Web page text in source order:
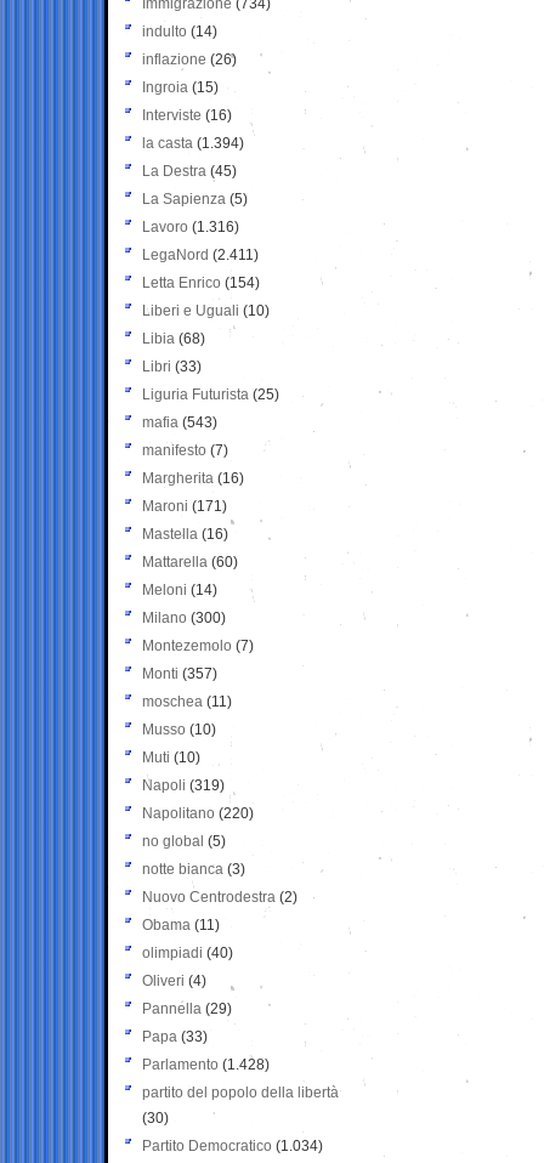
Immigrazione (734)
indulto (14)
inflazione (26)
Ingroia (15)
Interviste (16)
la casta (1.394)
La Destra (45)
La Sapienza (5)
Lavoro (1.316)
LegaNord (2.411)
Letta Enrico (154)
Liberi e Uguali (10)
Libia (68)
Libri (33)
Liguria Futurista (25)
mafia (543)
manifesto (7)
Margherita (16)
Maroni (171)
Mastella (16)
Mattarella (60)
Meloni (14)
Milano (300)
Montezemolo (7)
Monti (357)
moschea (11)
Musso (10)
Muti (10)
Napoli (319)
Napolitano (220)
no global (5)
notte bianca (3)
Nuovo Centrodestra (2)
Obama (11)
olimpiadi (40)
Oliveri (4)
Pannella (29)
Papa (33)
Parlamento (1.428)
partito del popolo della libertà
(30)
Partito Democratico (1.034)